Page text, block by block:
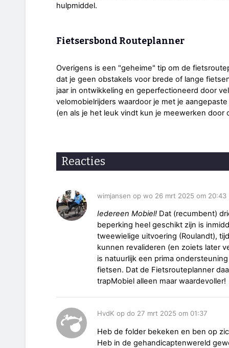
hulpmiddel.
Fietsersbond Routeplanner
Overigens is een "geheime" tip om de
dat je geen obstakels voor brede of lange
jaar in ontwikkeling en geperfectioneerd door
velomobielrijders waardoor je met je
(en als je het leuk vindt kun je meewerken door
Reacties
wimjansen op wo 26 mrt 2025 om 20:43
Iedereen Mobiel! Dat (recumbent)
beperking heel geschikt zijn is
tweewielige uitvoering (Roulandt),
kunnen revalideren (en zoiets later
is natuurlijk een prima
fietsen. Dat de Fietsrouteplanner
trapMobiel alleen maar waardevoller!
HvdK op do 27 mrt 2025 om 01:37
Heb de folder bekeken en ben op
Heb in de gehandicaptenwereld